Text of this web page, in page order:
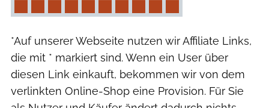
*Auf unserer Webseite nutzen wir Affiliate Links,
die mit * markiert sind. Wenn ein User über
diesen Link einkauft, bekommen wir von dem
verlinkten Online-Shop eine Provision. Für Sie